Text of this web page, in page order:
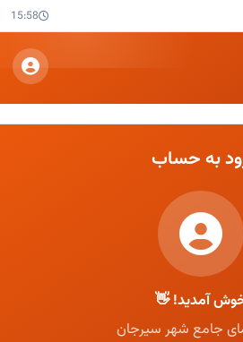
15:58
به حساب
آمدید! 👋
جامع شهر سیرجان